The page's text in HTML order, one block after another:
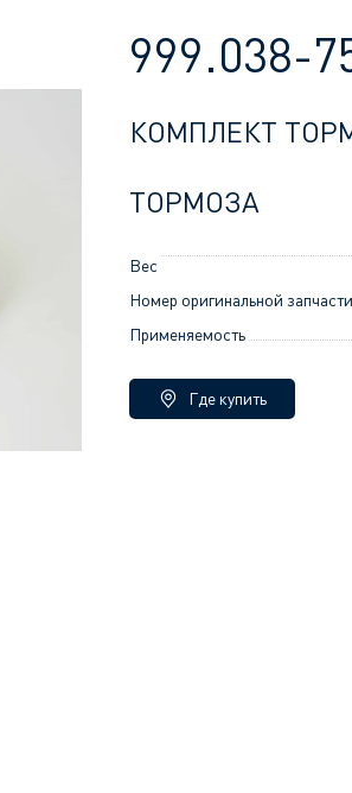
999.038-
КОМПЛЕКТ
ТОРМОЗА
Вес
Номер оригинальной запчасти
Применяемость
Где купить